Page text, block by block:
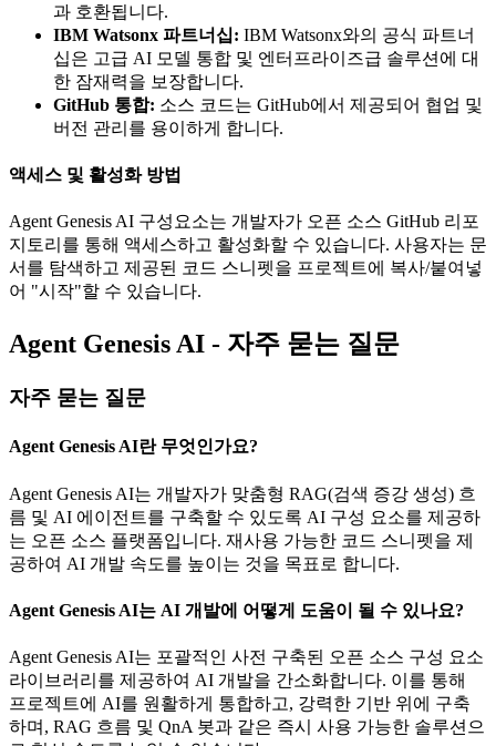
과 호환됩니다.
IBM Watsonx 파트너십: IBM Watsonx와의 공식 파트너
십은 고급 AI 모델 통합 및 엔터프라이즈급 솔루션에 대
한 잠재력을 보장합니다.
GitHub 통합: 소스 코드는 GitHub에서 제공되어 협업 및
버전 관리를 용이하게 합니다.
액세스 및 활성화 방법
Agent Genesis AI 구성요소는 개발자가 오픈 소스 GitHub 리포
지토리를 통해 액세스하고 활성화할 수 있습니다. 사용자는 문
서를 탐색하고 제공된 코드 스니펫을 프로젝트에 복사/붙여넣
어 "시작"할 수 있습니다.
Agent Genesis AI - 자주 묻는 질문
자주 묻는 질문
Agent Genesis AI란 무엇인가요?
Agent Genesis AI는 개발자가 맞춤형 RAG(검색 증강 생성) 흐
름 및 AI 에이전트를 구축할 수 있도록 AI 구성 요소를 제공하
는 오픈 소스 플랫폼입니다. 재사용 가능한 코드 스니펫을 제
공하여 AI 개발 속도를 높이는 것을 목표로 합니다.
Agent Genesis AI는 AI 개발에 어떻게 도움이 될 수 있나요?
Agent Genesis AI는 포괄적인 사전 구축된 오픈 소스 구성 요소
라이브러리를 제공하여 AI 개발을 간소화합니다. 이를 통해
프로젝트에 AI를 원활하게 통합하고, 강력한 기반 위에 구축
하며, RAG 흐름 및 QnA 봇과 같은 즉시 사용 가능한 솔루션으